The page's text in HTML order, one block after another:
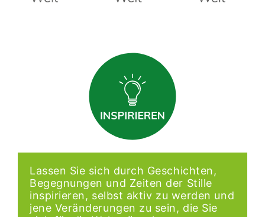
Lassen Sie sich durch Geschichten,
Begegnungen und Zeiten der Stille
inspirieren, selbst aktiv zu werden und
jene Veränderungen zu sein, die Sie